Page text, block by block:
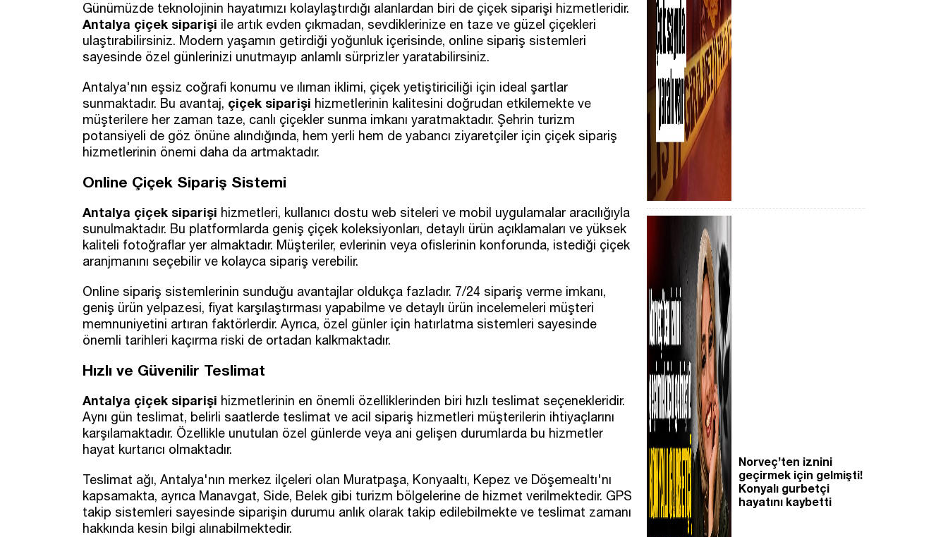
Günümüzde teknolojinin hayatımızı kolaylaştırdığı alanlardan biri de çiçek siparişi hizmetleridir.
Antalya çiçek siparişi ile artık evden çıkmadan, sevdiklerinize en taze ve güzel çiçekleri
ulaştırabilirsiniz. Modern yaşamın getirdiği yoğunluk içerisinde, online sipariş sistemleri
sayesinde özel günlerinizi unutmayıp anlamlı sürprizler yaratabilirsiniz.
Antalya'nın eşsiz coğrafi konumu ve ılıman iklimi, çiçek yetiştiriciliği için ideal şartlar
sunmaktadır. Bu avantaj, çiçek siparişi hizmetlerinin kalitesini doğrudan etkilemekte ve
müşterilere her zaman taze, canlı çiçekler sunma imkanı yaratmaktadır. Şehrin turizm
potansiyeli de göz önüne alındığında, hem yerli hem de yabancı ziyaretçiler için çiçek sipariş
hizmetlerinin önemi daha da artmaktadır.
Online Çiçek Sipariş Sistemi
Antalya çiçek siparişi hizmetleri, kullanıcı dostu web siteleri ve mobil uygulamalar aracılığıyla
sunulmaktadır. Bu platformlarda geniş çiçek koleksiyonları, detaylı ürün açıklamaları ve yüksek
kaliteli fotoğraflar yer almaktadır. Müşteriler, evlerinin veya ofislerinin konforunda, istediği çiçek
aranjmanını seçebilir ve kolayca sipariş verebilir.
Online sipariş sistemlerinin sunduğu avantajlar oldukça fazladır. 7/24 sipariş verme imkanı,
geniş ürün yelpazesi, fiyat karşılaştırması yapabilme ve detaylı ürün incelemeleri müşteri
memnuniyetini artıran faktörlerdir. Ayrıca, özel günler için hatırlatma sistemleri sayesinde
önemli tarihleri kaçırma riski de ortadan kalkmaktadır.
Hızlı ve Güvenilir Teslimat
Antalya çiçek siparişi hizmetlerinin en önemli özelliklerinden biri hızlı teslimat seçenekleridir.
Aynı gün teslimat, belirli saatlerde teslimat ve acil sipariş hizmetleri müşterilerin ihtiyaçlarını
karşılamaktadır. Özellikle unutulan özel günlerde veya ani gelişen durumlarda bu hizmetler
hayat kurtarıcı olmaktadır.
Teslimat ağı, Antalya'nın merkez ilçeleri olan Muratpaşa, Konyaaltı, Kepez ve Döşemealtı'nı
kapsamakta, ayrıca Manavgat, Side, Belek gibi turizm bölgelerine de hizmet verilmektedir. GPS
takip sistemleri sayesinde siparişin durumu anlık olarak takip edilebilmekte ve teslimat zamanı
hakkında kesin bilgi alınabilmektedir.
Norveç’ten iznini
geçirmek için gelmişti!
Konyalı gurbetçi
hayatını kaybetti